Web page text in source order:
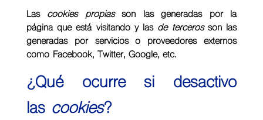
Las cookies propias
son las generadas por la
página que está visitando y las de terceros son las
generadas por servicios o proveedores externos
como Facebook, Twitter, Google, etc.
¿Qué ocurre si desactivo
las cookies?